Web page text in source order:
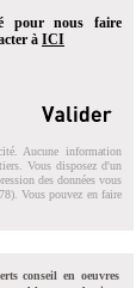
pour nous faire
à ICI
Aucune information
Vous disposez d'un
des données vous
Vous pouvez en faire
conseil en oeuvres